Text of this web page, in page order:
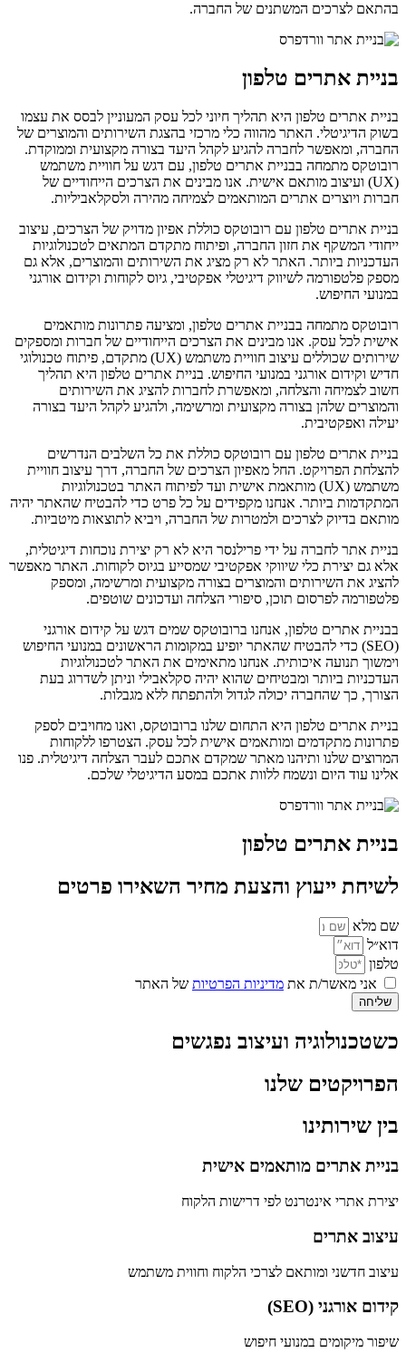
בהתאם לצרכים המשתנים של החברה.
בניית אתרים טלפון
בניית אתרים טלפון היא תהליך חיוני לכל עסק המעוניין לבסס את עצמו
בשוק הדיגיטלי. האתר מהווה כלי מרכזי בהצגת השירותים והמוצרים של
החברה, ומאפשר לחברה להגיע לקהל היעד בצורה מקצועית וממוקדת.
רובוטקס מתמחה בבניית אתרים טלפון, עם דגש על חוויית משתמש
(UX) ועיצוב מותאם אישית. אנו מבינים את הצרכים הייחודיים של
חברות ויוצרים אתרים המותאמים לצמיחה מהירה ולסקלאביליות.
בניית אתרים טלפון עם רובוטקס כוללת אפיון מדויק של הצרכים, עיצוב
ייחודי המשקף את חזון החברה, ופיתוח מתקדם המתאים לטכנולוגיות
העדכניות ביותר. האתר לא רק מציג את השירותים והמוצרים, אלא גם
מספק פלטפורמה לשיווק דיגיטלי אפקטיבי, גיוס לקוחות וקידום אורגני
במנועי החיפוש.
רובוטקס מתמחה בבניית אתרים טלפון, ומציעה פתרונות מותאמים
אישית לכל עסק. אנו מבינים את הצרכים הייחודיים של חברות ומספקים
שירותים שכוללים עיצוב חוויית משתמש (UX) מתקדם, פיתוח טכנולוגי
חדיש וקידום אורגני במנועי החיפוש. בניית אתרים טלפון היא תהליך
חשוב לצמיחה והצלחה, ומאפשרת לחברות להציג את השירותים
והמוצרים שלהן בצורה מקצועית ומרשימה, ולהגיע לקהל היעד בצורה
יעילה ואפקטיבית.
בניית אתרים טלפון עם רובוטקס כוללת את כל השלבים הנדרשים
להצלחת הפרויקט. החל מאפיון הצרכים של החברה, דרך עיצוב חוויית
משתמש (UX) מותאמת אישית ועד לפיתוח האתר בטכנולוגיות
המתקדמות ביותר. אנחנו מקפידים על כל פרט כדי להבטיח שהאתר יהיה
מותאם בדיוק לצרכים ולמטרות של החברה, ויביא לתוצאות מיטביות.
בניית אתר לחברה על ידי פרילנסר היא לא רק יצירת נוכחות דיגיטלית,
אלא גם יצירת כלי שיווקי אפקטיבי שמסייע בגיוס לקוחות. האתר מאפשר
להציג את השירותים והמוצרים בצורה מקצועית ומרשימה, ומספק
פלטפורמה לפרסום תוכן, סיפורי הצלחה ועדכונים שוטפים.
בבניית אתרים טלפון, אנחנו ברובוטקס שמים דגש על קידום אורגני
(SEO) כדי להבטיח שהאתר יופיע במקומות הראשונים במנועי החיפוש
וימשוך תנועה איכותית. אנחנו מתאימים את האתר לטכנולוגיות
העדכניות ביותר ומבטיחים שהוא יהיה סקלאבילי וניתן לשדרוג בעת
הצורך, כך שהחברה יכולה לגדול ולהתפתח ללא מגבלות.
בניית אתרים טלפון היא התחום שלנו ברובוטקס, ואנו מחויבים לספק
פתרונות מתקדמים ומותאמים אישית לכל עסק. הצטרפו ללקוחות
המרוצים שלנו ותיהנו מאתר שמקדם אתכם לעבר הצלחה דיגיטלית. פנו
אלינו עוד היום ונשמח ללוות אתכם במסע הדיגיטלי שלכם.
בניית אתרים טלפון
לשיחת ייעוץ והצעת מחיר השאירו פרטים
שם מלא
דוא״ל
טלפון
אני מאשר/ת את מדיניות הפרטיות של האתר
שליחה
כשטכנולוגיה ועיצוב נפגשים
הפרויקטים שלנו
בין שירותינו
בניית אתרים מותאמים אישית
יצירת אתרי אינטרנט לפי דרישות הלקוח
עיצוב אתרים
עיצוב חדשני ומותאם לצרכי הלקוח וחווית משתמש
קידום אורגני (SEO)
שיפור מיקומים במנועי חיפוש